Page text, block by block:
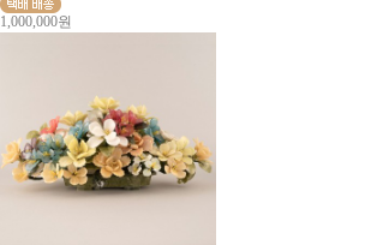
1,000,000원